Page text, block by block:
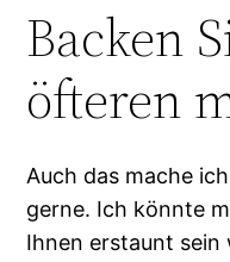
Backen
öfteren
Auch das mache
gerne. Ich könnte
Ihnen erstaunt sein